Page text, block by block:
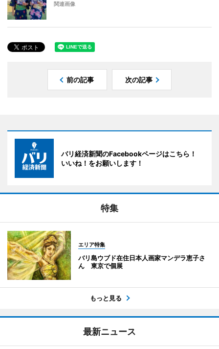
関連画像
前の記事 次の記事
バリ経済新聞のFacebookページはこちら！
いいね！をお願いします！
特集
エリア特集
バリ島ウブド在住日本人画家マンデラ恵子さ
ん 東京で個展
もっと見る
最新ニュース